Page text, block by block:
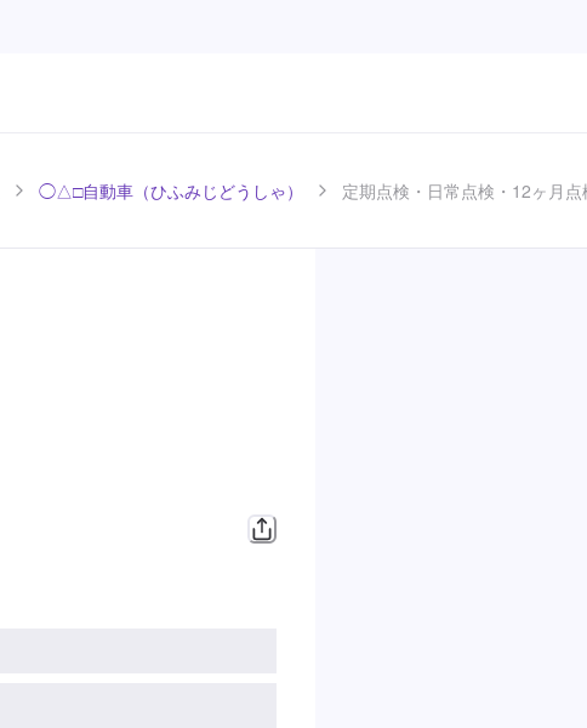
◯△□自動車（ひふみじどうしゃ） 定期点検・日常点検・12ヶ月点